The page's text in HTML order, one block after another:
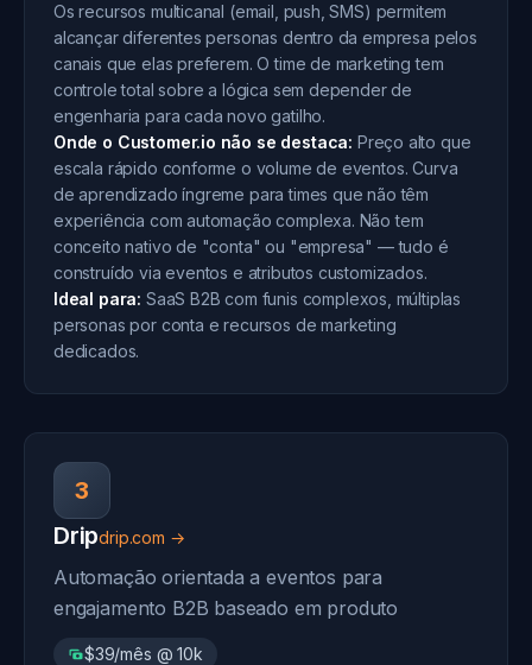
Os recursos multicanal (email, push, SMS) permitem
alcançar diferentes personas dentro da empresa pelos
canais que elas preferem. O time de marketing tem
controle total sobre a lógica sem depender de
engenharia para cada novo gatilho.
Onde o Customer.io não se destaca: Preço alto que
escala rápido conforme o volume de eventos. Curva
de aprendizado íngreme para times que não têm
experiência com automação complexa. Não tem
conceito nativo de "conta" ou "empresa" — tudo é
construído via eventos e atributos customizados.
Ideal para: SaaS B2B com funis complexos, múltiplas
personas por conta e recursos de marketing
dedicados.
3
Dripdrip.com →
Automação orientada a eventos para
engajamento B2B baseado em produto
$39/mês @ 10k